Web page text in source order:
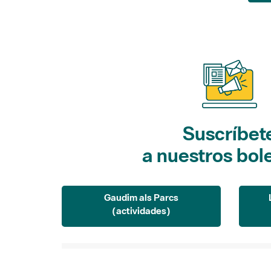
a nuestros
Gaudim als Parcs
(actividades)